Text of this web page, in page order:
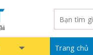
Trang chủ